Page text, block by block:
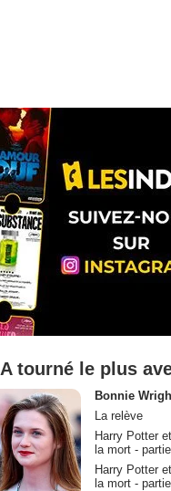
A tourné le plus
Bonnie
La relève
Harry Potter
la mort -
Harry Potter
la mort -